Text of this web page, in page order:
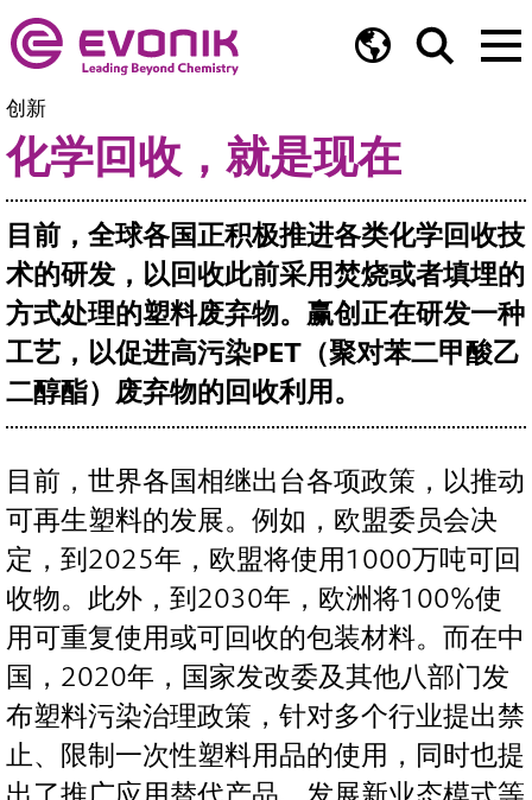
创新
化学回收，就是现在
目前，全球各国正积极推进各类化学回收技
术的研发，以回收此前采用焚烧或者填埋的
方式处理的塑料废弃物。赢创正在研发一种
工艺，以促进高污染PET（聚对苯二甲酸乙
二醇酯）废弃物的回收利用。
目前，世界各国相继出台各项政策，以推动
可再生塑料的发展。例如，欧盟委员会决
定，到2025年，欧盟将使用1000万吨可回
收物。此外，到2030年，欧洲将100%使
用可重复使用或可回收的包装材料。而在中
国，2020年，国家发改委及其他八部门发
布塑料污染治理政策，针对多个行业提出禁
止、限制一次性塑料用品的使用，同时也提